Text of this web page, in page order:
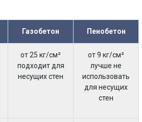
Газобетон Пенобетон
от 25 кг/см²
подходит для
несущих стен
от 9 кг/см²
лучше не
использовать
для несущих
стен